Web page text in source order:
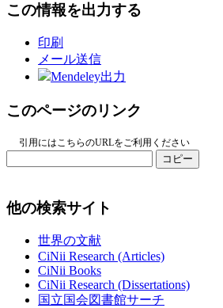
この情報を出力する
印刷
メール送信
Mendeley出力
このページのリンク
引用にはこちらのURLをご利用ください
コピー
他の検索サイト
世界の文献
CiNii Research (Articles)
CiNii Books
CiNii Research (Dissertations)
国立国会図書館サーチ